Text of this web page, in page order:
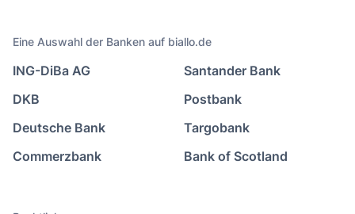
Eine Auswahl der Banken auf biallo.de
ING-DiBa AG
DKB
Deutsche Bank
Commerzbank
Santander Bank
Postbank
Targobank
Bank of Scotland